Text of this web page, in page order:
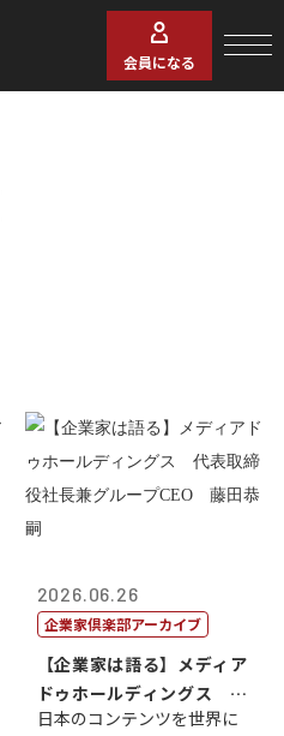
会員になる
2026.06.26
企業家倶楽部アーカイブ
【企業家は語る】メディア
ドゥホールディングス 代
表取締役社長...
日本のコンテンツを世界に